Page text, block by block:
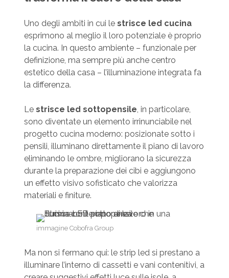
Uno degli ambiti in cui le strisce led cucina
esprimono al meglio il loro potenziale è proprio
la cucina. In questo ambiente – funzionale per
definizione, ma sempre più anche centro
estetico della casa – l’illuminazione integrata fa
la differenza.
Le strisce led sottopensile, in particolare,
sono diventate un elemento irrinunciabile nel
progetto cucina moderno: posizionate sotto i
pensili, illuminano direttamente il piano di lavoro
eliminando le ombre, migliorano la sicurezza
durante la preparazione dei cibi e aggiungono
un effetto visivo sofisticato che valorizza
materiali e finiture.
immagine Cobofra Group
Ma non si fermano qui: le strip led si prestano a
illuminare l’interno di cassetti e vani contenitivi, a